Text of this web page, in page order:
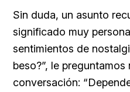
Sin duda, un asunto
significado muy
sentimientos de
beso?”, le
conversación: